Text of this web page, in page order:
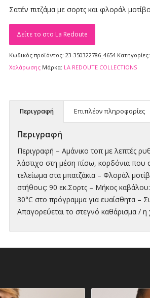
was:
€33,99.
τιμή
είναι:
€27,19.
Σατέν πιτζάμα με σορτς και φλοράλ
Δείτε το στο La Redoute
Κωδικός προϊόντος:23-350322786_4654 Κατηγορίες:
Χαλάρωσης Μάρκα: LA REDOUTE COLLECTIONS
Περιγραφή Επιπλέον πληροφορίες
Περιγραφή
Περιγραφή – Αμάνικο τοπ με λεπτές
λάστιχο στη μέση πίσω, κορδόνια που
τελείωμα στα μπατζάκια – Φλοράλ
στήθους: 90 εκ.Σορτς – Μήκος
30°C στο πρόγραμμα για ευαίσθητα –
Απαγορεύεται το στεγνό καθάρισμα / η